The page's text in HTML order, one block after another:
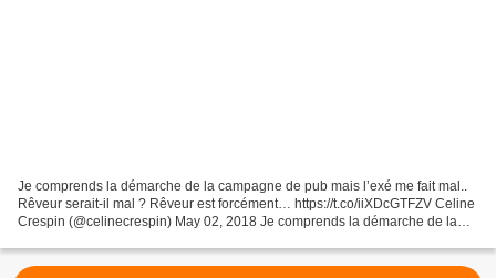
Je comprends la démarche de la campagne de pub mais l’exé me fait mal..
Rêveur serait-il mal ? Rêveur est forcément… https://t.co/iiXDcGTFZV Celine
Crespin (@celinecrespin) May 02, 2018 Je comprends la démarche de la